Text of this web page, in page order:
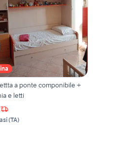
a ponte componibile +
e letti
(TA)